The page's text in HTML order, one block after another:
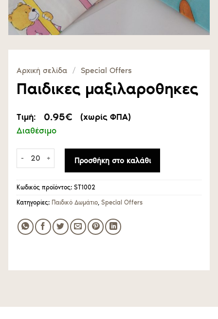
Αρχική σελίδα / Special Offers
Παιδικες μαξιλαροθηκες
Τιμή: 0.95€
(χωρίς ΦΠΑ)
Διαθέσιμο
Παιδικες μαξιλαροθηκες ποσότητα
Προσθήκη στο καλάθι
Κωδικός προϊόντος: ST1002
Κατηγορίες: Παιδικό Δωμάτιο, Special Offers